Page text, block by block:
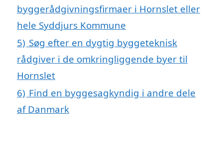
byggerådgivningsfirmaer i Hornslet eller
hele Syddjurs Kommune
5) Søg efter en dygtig byggeteknisk
rådgiver i de omkringliggende byer til
Hornslet
6) Find en byggesagkyndig i andre dele
af Danmark